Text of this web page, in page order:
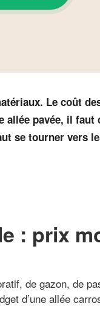
Le coût
allée pavée, il
se tourner vers
: prix
de gazon, de
d’une allée